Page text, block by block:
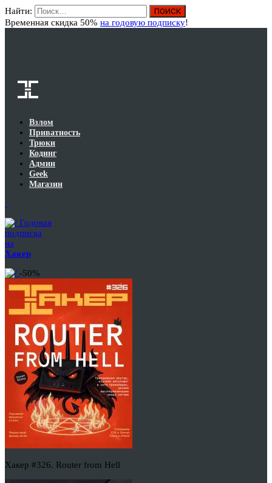
Найти:
Временная скидка 50% на годовую подписку!
Взлом
Приватность
Трюки
Кодинг
Админ
Geek
Магазин
Годовая
подписка
на
Хакер
-50%
Хакер #326. Router from Hell